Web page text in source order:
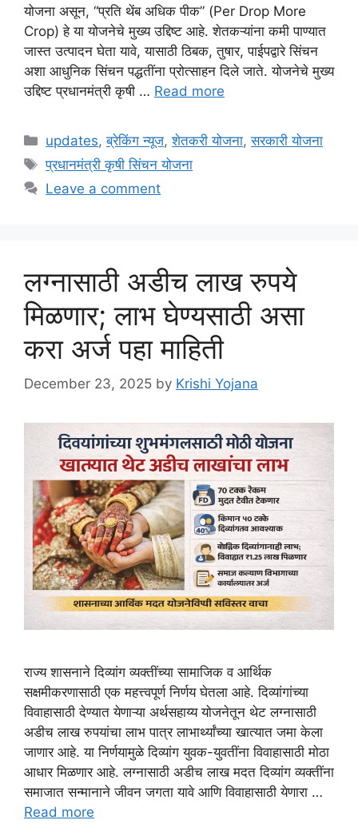
योजना असून, “प्रति थेंब अधिक पीक” (Per Drop More
Crop) हे या योजनेचे मुख्य उद्दिष्ट आहे. शेतकऱ्यांना कमी पाण्यात
जास्त उत्पादन घेता यावे, यासाठी ठिबक, तुषार, पाईपद्वारे सिंचन
अशा आधुनिक सिंचन पद्धतींना प्रोत्साहन दिले जाते. योजनेचे मुख्य
उद्दिष्ट प्रधानमंत्री कृषी … Read more
Categories
updates,ब्रेकिंग न्यूज,शेतकरी योजना,सरकारी योजना
Tags
प्रधानमंत्री कृषी सिंचन योजना
Leave a comment
लग्नासाठी अडीच लाख रुपये
मिळणार; लाभ घेण्यसाठी असा
करा अर्ज पहा माहिती
December 23, 2025 by Krishi Yojana
राज्य शासनाने दिव्यांग व्यक्तींच्या सामाजिक व आर्थिक
सक्षमीकरणासाठी एक महत्त्वपूर्ण निर्णय घेतला आहे. दिव्यांगांच्या
विवाहासाठी देण्यात येणाऱ्या अर्थसहाय्य योजनेतून थेट लग्नासाठी
अडीच लाख रुपयांचा लाभ पात्र लाभार्थ्यांच्या खात्यात जमा केला
जाणार आहे. या निर्णयामुळे दिव्यांग युवक-युवतींना विवाहासाठी मोठा
आधार मिळणार आहे. लग्नासाठी अडीच लाख मदत दिव्यांग व्यक्तींना
समाजात सन्मानाने जीवन जगता यावे आणि विवाहासाठी येणारा …
Read more